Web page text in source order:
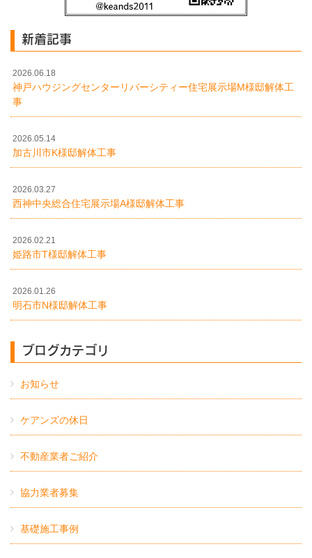
新着記事
2026.06.18
神戸ハウジングセンターリバーシティー住宅展示場M様邸解体工
事
2026.05.14
加古川市K様邸解体工事
2026.03.27
西神中央総合住宅展示場A様邸解体工事
2026.02.21
姫路市T様邸解体工事
2026.01.26
明石市N様邸解体工事
ブログカテゴリ
お知らせ
ケアンズの休日
不動産業者ご紹介
協力業者募集
基礎施工事例